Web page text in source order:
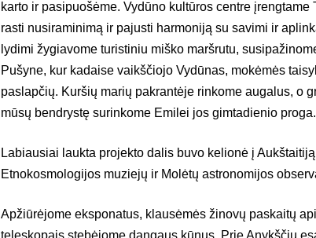
karto ir pasipuošėme. Vydūno kultūros centre
rasti nusiraminimą ir pajusti harmoniją su savimi ir
lydimi žygiavome turistiniu miško maršrutu,
Pušyne, kur kadaise vaikščiojo Vydūnas, mokėmės
paslapčių. Kuršių marių pakrantėje rinkome augalus, o
mūsų bendrystę surinkome Emilei jos gimtadienio proga.
Labiausiai laukta projekto dalis buvo kelionė į
Etnokosmologijos muziejų ir Molėtų astronomijos
Apžiūrėjome eksponatus, klausėmės žinovų paskaitų
teleskopais stebėjome dangaus kūnus. Prie Anykščių